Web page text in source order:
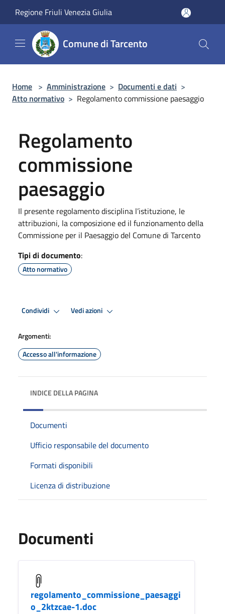
Regione Friuli Venezia Giulia
Comune di Tarcento
Home > Amministrazione > Documenti e dati >
Atto normativo > Regolamento commissione paesaggio
Regolamento
commissione
paesaggio
Il presente regolamento disciplina l’istituzione, le
attribuzioni, la composizione ed il funzionamento della
Commissione per il Paesaggio del Comune di Tarcento
Tipi di documento:
Atto normativo
Condividi Vedi azioni
Argomenti:
Accesso all'informazione
INDICE DELLA PAGINA
Documenti
Ufficio responsabile del documento
Formati disponibili
Licenza di distribuzione
Documenti
regolamento_commissione_paesaggi
o_2ktzcae-1.doc